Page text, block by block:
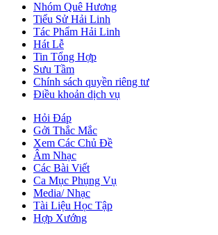
Nhóm Quê Hương
Tiểu Sử Hải Linh
Tác Phẩm Hải Linh
Hát Lễ
Tin Tổng Hợp
Sưu Tầm
Chính sách quyền riêng tư
Điều khoản dịch vụ
Hỏi Đáp
Gởi Thắc Mắc
Xem Các Chủ Đề
Âm Nhạc
Các Bài Viết
Ca Mục Phụng Vụ
Media/ Nhạc
Tài Liệu Học Tập
Hợp Xướng